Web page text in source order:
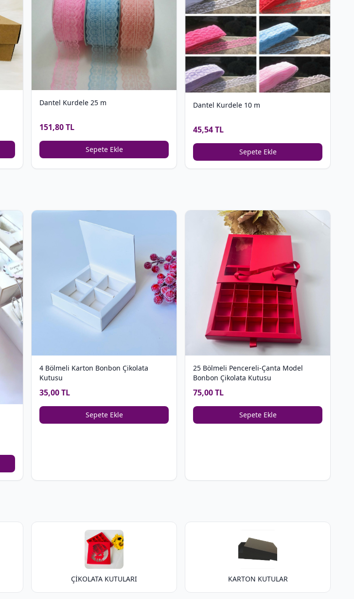
Dantel Kurdele 25 m
151,80 TL
Sepete Ekle
Dantel Kurdele 10 m
45,54 TL
Sepete Ekle
4 Bölmeli Karton Bonbon Çikolata
Kutusu
35,00 TL
Sepete Ekle
25 Bölmeli Pencereli-Çanta Model
Bonbon Çikolata Kutusu
75,00 TL
Sepete Ekle
ÇİKOLATA KUTULARI KARTON KUTULAR